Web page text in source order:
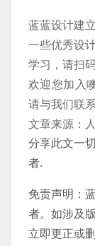
蓝蓝设计建
一些优秀设
学习，请扫
欢迎您加入
请与我们联系
文章来源：
分享此文一
者.
免责声明：
者。如涉及
立即更正或删